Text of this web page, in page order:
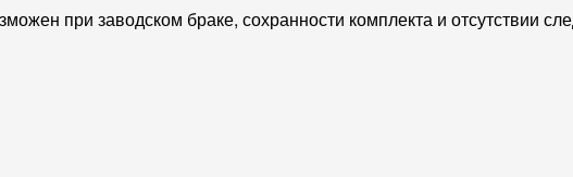
при заводском браке, сохранности комплекта и отсутствии